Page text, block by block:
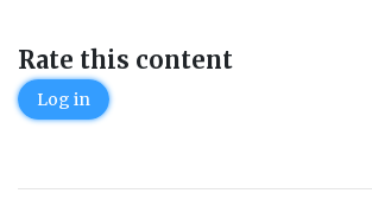
Rate this content
Log in